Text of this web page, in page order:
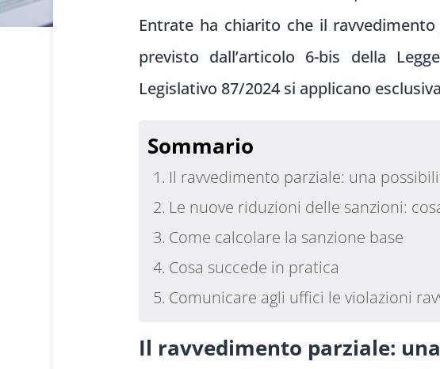
Entrate ha chiarito che il
previsto dall’articolo 6-bis della
Legislativo 87/2024 si applicano
Sommario
Il ravvedimento parziale: una
Le nuove riduzioni delle sanzioni:
Come calcolare la sanzione base
Cosa succede in pratica
Comunicare agli uffici le violazioni
Il ravvedimento parziale: